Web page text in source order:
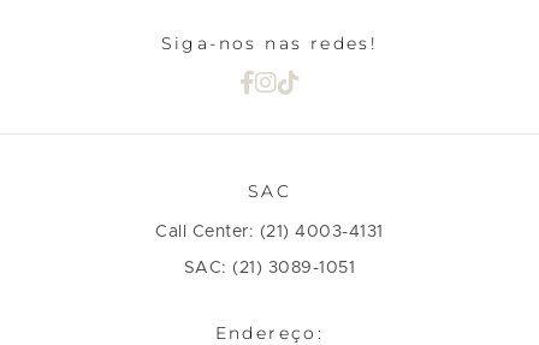
Siga-nos nas redes!
SAC
Call Center: (21) 4003-4131
SAC: (21) 3089-1051
Endereço: